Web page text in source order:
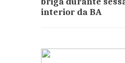
interior da BA